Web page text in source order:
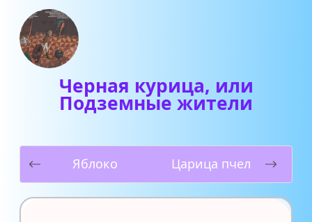
Черная курица, или
Подземные жители
Яблоко Царица пчел